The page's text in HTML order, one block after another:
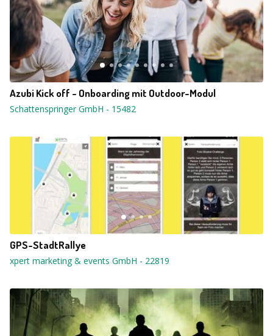
Azubi Kick off - Onboarding mit Outdoor-Modul
Schattenspringer GmbH - 15482
GPS-StadtRallye
xpert marketing & events GmbH - 22819